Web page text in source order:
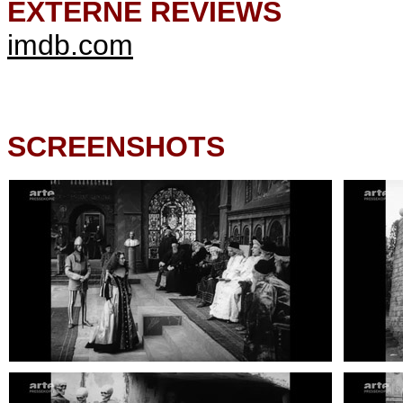
EXTERNE REVIEWS
imdb.com
SCREENSHOTS